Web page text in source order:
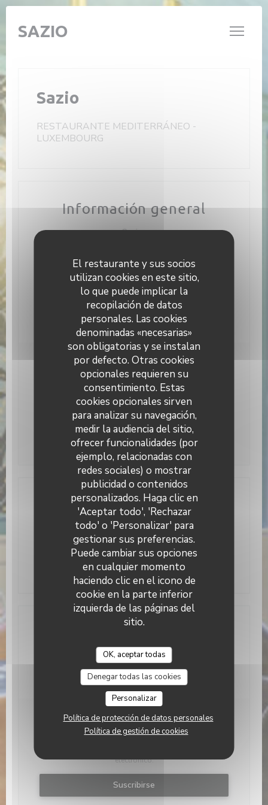
Personalización de sus opciones de cookies
El restaurante y sus socios
utilizan cookies en este sitio,
lo que puede implicar la
recopilación de datos
personales. Las cookies
denominadas «necesarias»
son obligatorias y se instalan
por defecto. Otras cookies
opcionales requieren su
consentimiento. Estas
cookies opcionales sirven
para analizar su navegación,
medir la audiencia del sitio,
ofrecer funcionalidades (por
ejemplo, relacionadas con
redes sociales) o mostrar
publicidad o contenidos
personalizados. Haga clic en
'Aceptar todo', 'Rechazar
todo' o 'Personalizar' para
gestionar sus preferencias.
Puede cambiar sus opciones
en cualquier momento
haciendo clic en el icono de
cookie en la parte inferior
izquierda de las páginas del
sitio.
OK, aceptar todas
Denegar todas las cookies
Personalizar
Política de protección de datos personales
Política de gestión de cookies
SAZIO
Sazio
RESTAURANTE MEDITERRÁNEO -
LUXEMBOURG
Información general
Cocina
Tipo de negocio
restaurante Mediterráneo, Cervecería Italiana
Servicios
Terraza, Acceso WiFi
Horario de apertura
Dom 11:45 - 00:00
Dirección
7 Bisserweg 1238 Luxembourg((abre en una
26 86 41 55
Facebook ((abre en una nueva
Instagram ((abre en una
Reservar una mesa
Manténgase al día*
electrónico.
Suscribirse
Sazio